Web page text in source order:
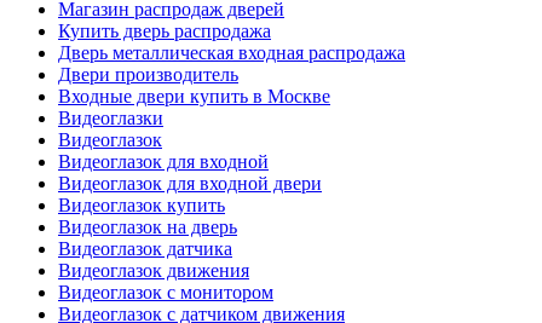
Магазин распродаж дверей
Купить дверь распродажа
Дверь металлическая входная распродажа
Двери производитель
Входные двери купить в Москве
Видеоглазки
Видеоглазок
Видеоглазок для входной
Видеоглазок для входной двери
Видеоглазок купить
Видеоглазок на дверь
Видеоглазок датчика
Видеоглазок движения
Видеоглазок с монитором
Видеоглазок с датчиком движения